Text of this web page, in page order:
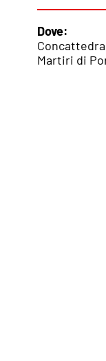
Dove:
Martiri di